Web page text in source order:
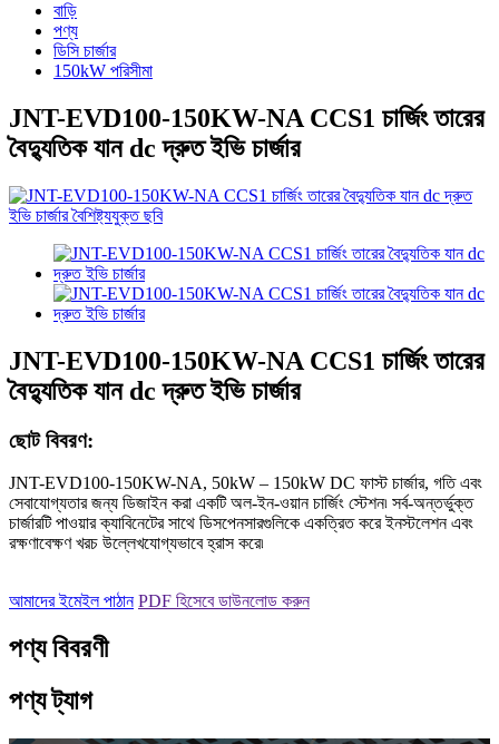
বাড়ি
পণ্য
ডিসি চার্জার
150kW পরিসীমা
JNT-EVD100-150KW-NA CCS1 চার্জিং তারের
বৈদ্যুতিক যান dc দ্রুত ইভি চার্জার
JNT-EVD100-150KW-NA CCS1 চার্জিং তারের
বৈদ্যুতিক যান dc দ্রুত ইভি চার্জার
ছোট বিবরণ:
JNT-EVD100-150KW-NA, 50kW – 150kW DC ফাস্ট চার্জার, গতি এবং
সেবাযোগ্যতার জন্য ডিজাইন করা একটি অল-ইন-ওয়ান চার্জিং স্টেশন৷ সর্ব-অন্তর্ভুক্ত
চার্জারটি পাওয়ার ক্যাবিনেটের সাথে ডিসপেনসারগুলিকে একত্রিত করে ইনস্টলেশন এবং
রক্ষণাবেক্ষণ খরচ উল্লেখযোগ্যভাবে হ্রাস করে৷
আমাদের ইমেইল পাঠান PDF হিসেবে ডাউনলোড করুন
পণ্য বিবরণী
পণ্য ট্যাগ